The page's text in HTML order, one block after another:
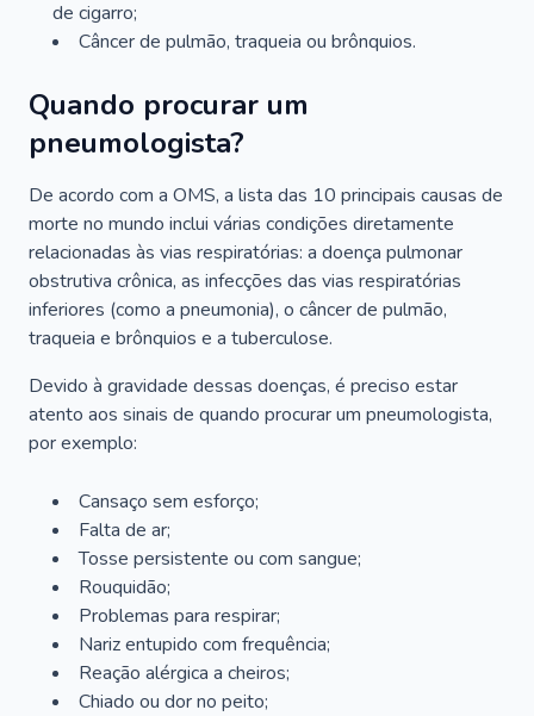
de cigarro;
Câncer de pulmão, traqueia ou brônquios.
Quando procurar um
pneumologista?
De acordo com a OMS, a lista das 10 principais causas de
morte no mundo inclui várias condições diretamente
relacionadas às vias respiratórias: a doença pulmonar
obstrutiva crônica, as infecções das vias respiratórias
inferiores (como a pneumonia), o câncer de pulmão,
traqueia e brônquios e a tuberculose.
Devido à gravidade dessas doenças, é preciso estar
atento aos sinais de quando procurar um pneumologista,
por exemplo:
Cansaço sem esforço;
Falta de ar;
Tosse persistente ou com sangue;
Rouquidão;
Problemas para respirar;
Nariz entupido com frequência;
Reação alérgica a cheiros;
Chiado ou dor no peito;